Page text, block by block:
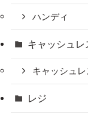
ハンディ
キャッシュレ
キャッシュ
レジ